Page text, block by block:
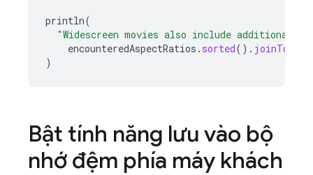
println(
"Widescreen movies also include additional
encounteredAspectRatios . sorted().
)
Bật tính năng lưu vào bộ
nhớ đệm phía máy khách